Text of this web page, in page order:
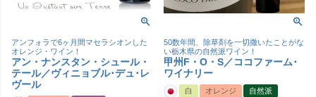
アンフォラで6ヶ月間マセラシオンした
オレンジ・ワイン！
アン・ナンスタン・シュール・
テール／ヴィニョブル･デュ･レ
ヴール
50数年間、除草剤を一切撒いたことがな
い栃木県の自然派ワイン！
甲州F・O・S／ココファーム･
ワイナリー
白 オレンジ
自然派